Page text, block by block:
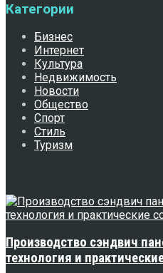
Категории
Бизнес
Интернет
Культура
Недвижимость
Новости
Общество
Спорт
Стиль
Туризм
Производство сэндвич
технология и